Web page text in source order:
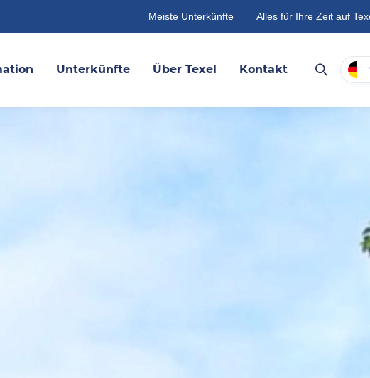
Meiste Unterkünfte Alles für Ihre Zeit auf
Unterkünfte Über Texel Kontakt